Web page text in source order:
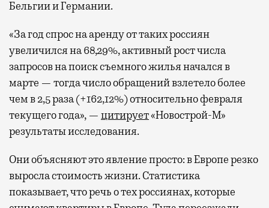
Бельгии и Германии.
«За год спрос на аренду от таких россиян
увеличился на 68,29%, активный рост числа
запросов на поиск съемного жилья начался в
марте — тогда число обращений взлетело более
чем в 2,5 раза (+162,12%) относительно февраля
текущего года», — цитирует«Новострой-М»
результаты исследования.
Они объясняют это явление просто: в Европе резко
выросла стоимость жизни. Статистика
показывает, что речь о тех россиянах, которые